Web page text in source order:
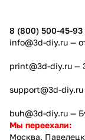
8 (800) 500-45-93
info@3d-diy.ru —
print@3d-diy.ru —
support@3d-diy.ru
buh@3d-diy.ru —
Мы переехали:
Москва,